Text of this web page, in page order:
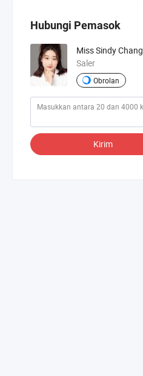
Hubungi Pemasok
Miss Sindy Chang
Saler
Obrolan
Kirim